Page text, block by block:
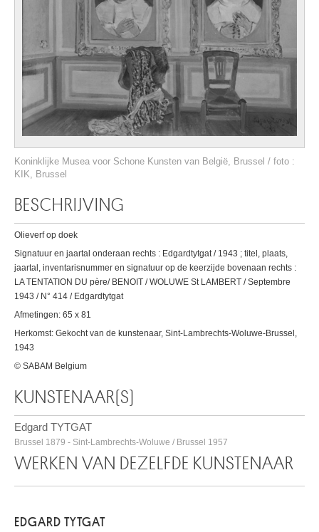
Koninklijke Musea voor Schone Kunsten van België, Brussel / foto :
KIK, Brussel
BESCHRIJVING
Olieverf op doek
Signatuur en jaartal onderaan rechts : Edgardtytgat / 1943 ; titel, plaats,
jaartal, inventarisnummer en signatuur op de keerzijde bovenaan rechts :
LA TENTATION DU père/ BENOIT / WOLUWE St LAMBERT / Septembre
1943 / N° 414 / Edgardtytgat
Afmetingen: 65 x 81
Herkomst: Gekocht van de kunstenaar, Sint-Lambrechts-Woluwe-Brussel,
1943
© SABAM Belgium
KUNSTENAAR(S)
Edgard TYTGAT
Brussel 1879 - Sint-Lambrechts-Woluwe / Brussel 1957
WERKEN VAN DEZELFDE KUNSTENAAR
EDGARD TYTGAT